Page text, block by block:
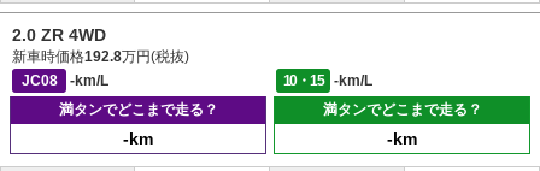
2.0 ZR 4WD
新車時価格192.8万円(税抜)
JC08
-km/L 10・15
-km/L
満タンでどこまで走る？
-km
満タンでどこまで走る？
-km